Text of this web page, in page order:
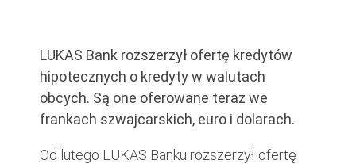
LUKAS Bank rozszerzył ofertę kredytów
hipotecznych o kredyty w walutach
obcych. Są one oferowane teraz we
frankach szwajcarskich, euro i dolarach.
Od lutego LUKAS Banku rozszerzył ofertę